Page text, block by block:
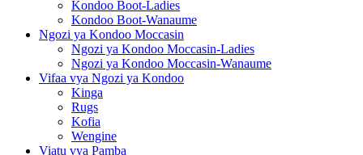
Kondoo Boot-Ladies
Kondoo Boot-Wanaume
Ngozi ya Kondoo Moccasin
Ngozi ya Kondoo Moccasin-Ladies
Ngozi ya Kondoo Moccasin-Wanaume
Vifaa vya Ngozi ya Kondoo
Kinga
Rugs
Kofia
Wengine
Viatu vya Pamba